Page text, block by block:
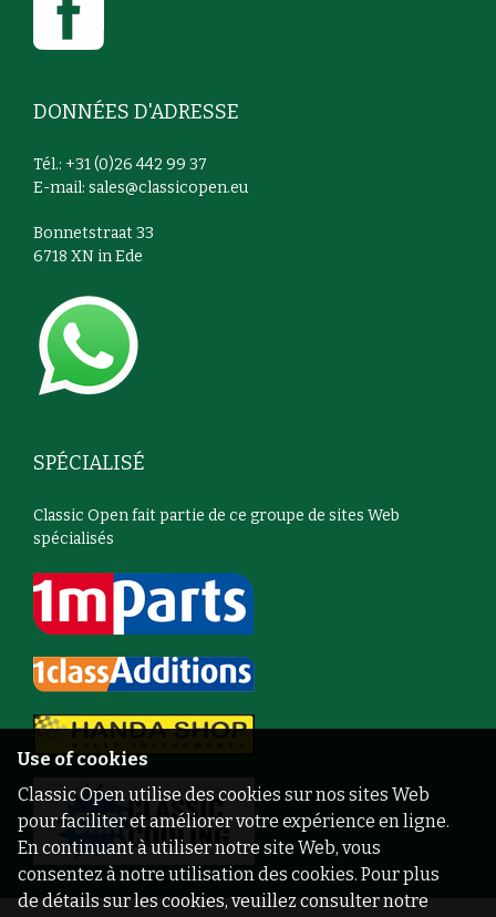
DONNÉES D'ADRESSE
Tél.: +31 (0)26 442 99 37
E-mail: sales@classicopen.eu
Bonnetstraat 33
6718 XN in Ede
SPÉCIALISÉ
Classic Open fait partie de ce groupe de sites Web
spécialisés
Use of cookies
Classic Open utilise des cookies sur nos sites Web
pour faciliter et améliorer votre expérience en ligne.
En continuant à utiliser notre site Web, vous
consentez à notre utilisation des cookies. Pour plus
de détails sur les cookies, veuillez consulter notre